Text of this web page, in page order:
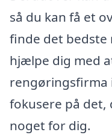
så du kan få et
finde det bedste
hjælpe dig med
rengøringsfirma
fokusere på
noget for dig.